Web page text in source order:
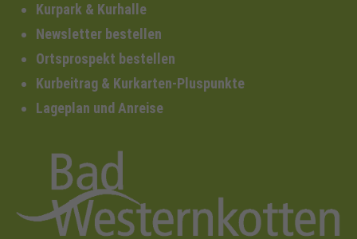
Kurpark & Kurhalle
Newsletter bestellen
Ortsprospekt bestellen
Kurbeitrag & Kurkarten-Pluspunkte
Lageplan und Anreise